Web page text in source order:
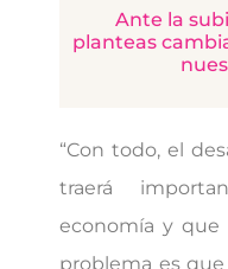
Ante la
planteas
“Con todo, el
traerá
economía y que
problema es